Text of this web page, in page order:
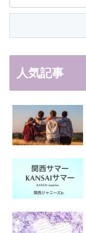
人気記事